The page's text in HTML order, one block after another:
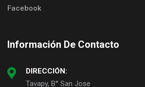
Facebook
Información De Contacto
DIRECCIÓN:
Tavapy, B° San Jose